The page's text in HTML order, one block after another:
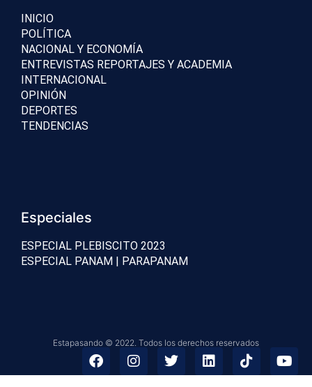
INICIO
POLÍTICA
NACIONAL Y ECONOMÍA
ENTREVISTAS REPORTAJES Y ACADEMIA
INTERNACIONAL
OPINIÓN
DEPORTES
TENDENCIAS
Especiales
ESPECIAL PLEBISCITO 2023
ESPECIAL PANAM | PARAPANAM
Estapasando © 2022. Todos los derechos reservados